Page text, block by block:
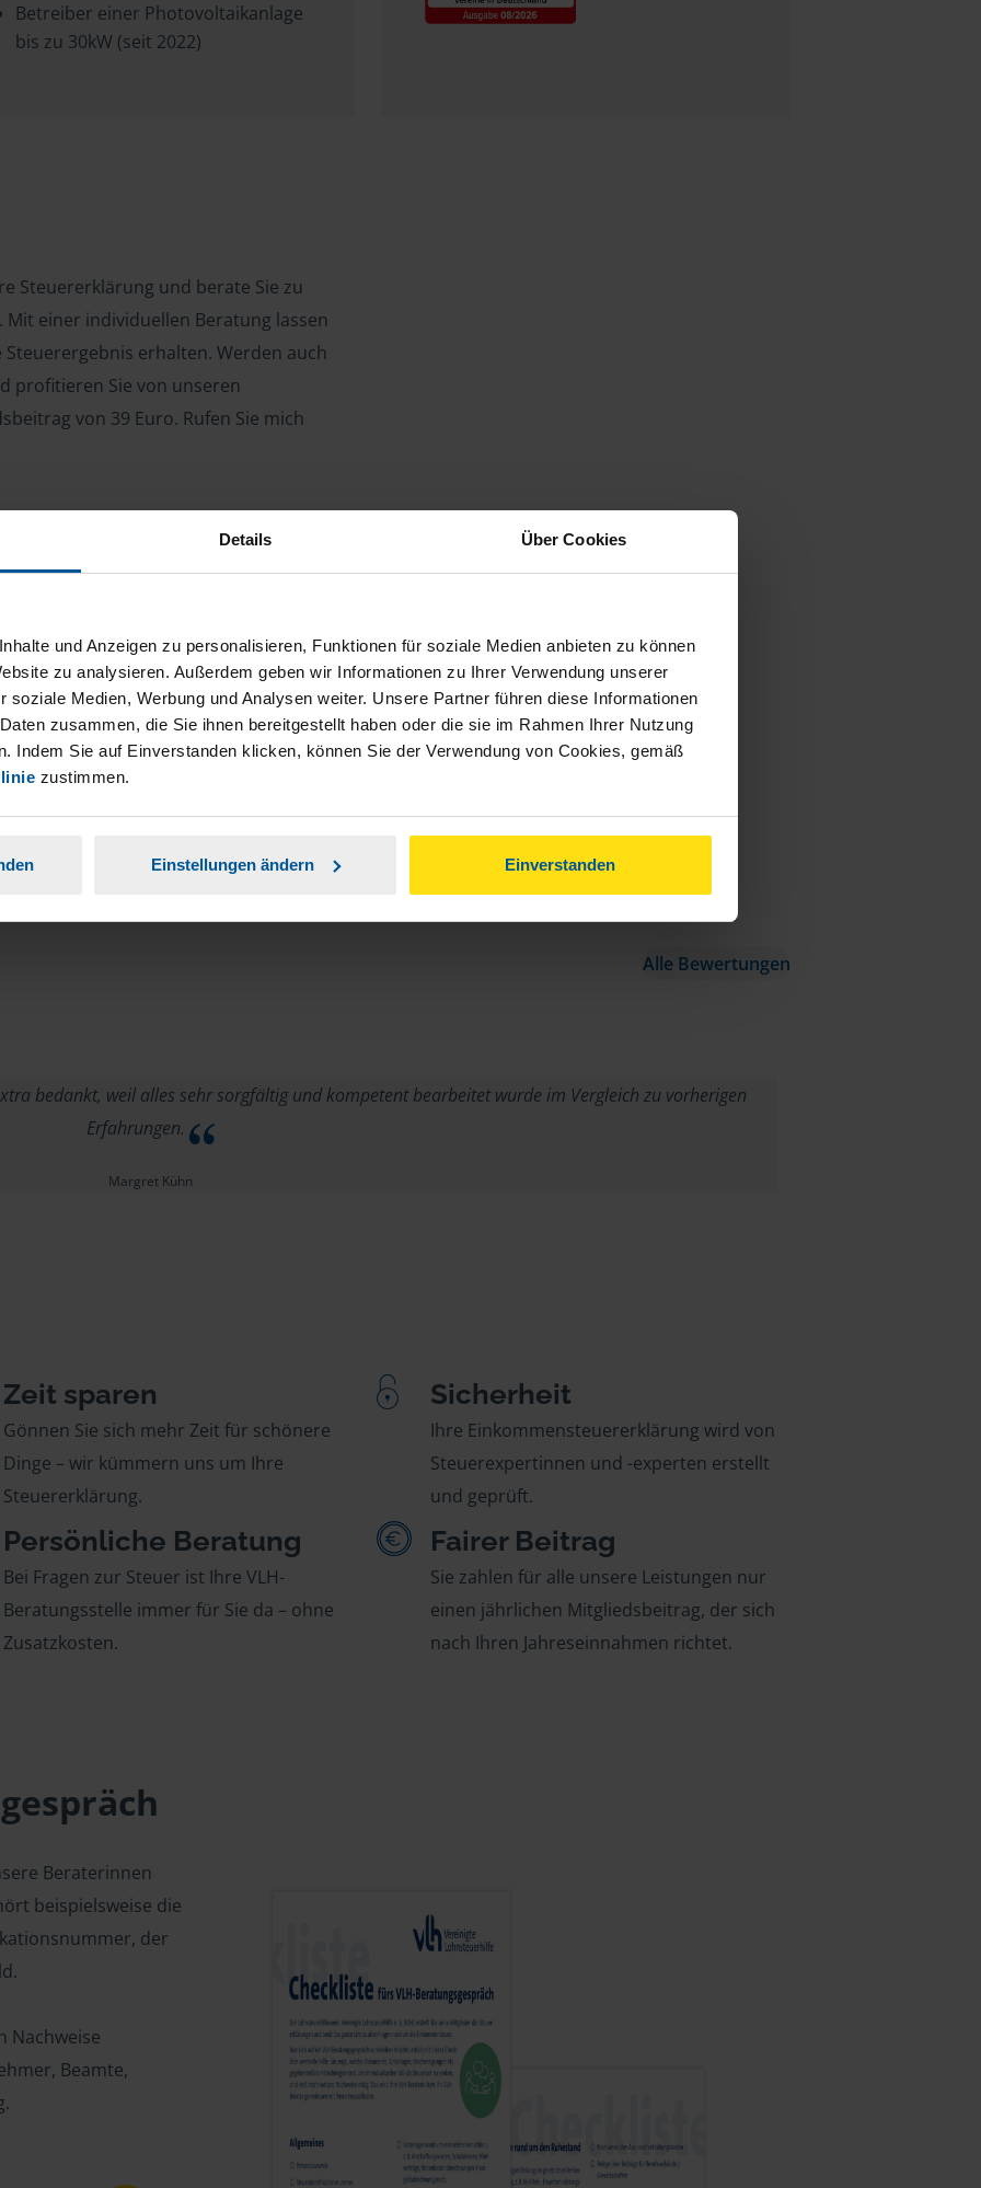
Details Über Cookies
und Anzeigen zu personalisieren, Funktionen für soziale Medien anbieten zu können
zu analysieren. Außerdem geben wir Informationen zu Ihrer Verwendung unserer
soziale Medien, Werbung und Analysen weiter. Unsere Partner führen diese Informationen
zusammen, die Sie ihnen bereitgestellt haben oder die sie im Rahmen Ihrer Nutzung
Indem Sie auf Einverstanden klicken, können Sie der Verwendung von Cookies, gemäß
zustimmen.
Einstellungen ändern Einverstanden
Betreiber einer Photovoltaikanlage
bis zu 30kW (seit 2022)
Steuererklärung und berate Sie zu
Mit einer individuellen Beratung lassen
erhalten. Werden auch
profitieren Sie von unseren
von 39 Euro. Rufen Sie mich
Arbeitnehmer, Beamte, Auszubildende,
(StBerG). Auch bei Einkünften
der geeignete Dienstleister für Sie.
Tätigkeit und umsatzsteuerpflichtigen
Alle Bewertungen
bedankt, weil alles sehr sorgfältig und kompetent bearbeitet wurde im Vergleich zu vorherigen
Erfahrungen.
Margret Kühn
Zeit sparen
Gönnen Sie sich mehr Zeit für schönere
Dinge – wir kümmern uns um Ihre
Steuererklärung.
Sicherheit
Ihre Einkommensteuererklärung wird von
Steuerexpertinnen und -experten erstellt
und geprüft.
Persönliche Beratung
Bei Fragen zur Steuer ist Ihre VLH-
Beratungsstelle immer für Sie da – ohne
Zusatzkosten.
Fairer Beitrag
Sie zahlen für alle unsere Leistungen nur
einen jährlichen Mitgliedsbeitrag, der sich
nach Ihren Jahreseinnahmen richtet.
Beraterinnen
beispielsweise die
der
Nachweise
Beamte,